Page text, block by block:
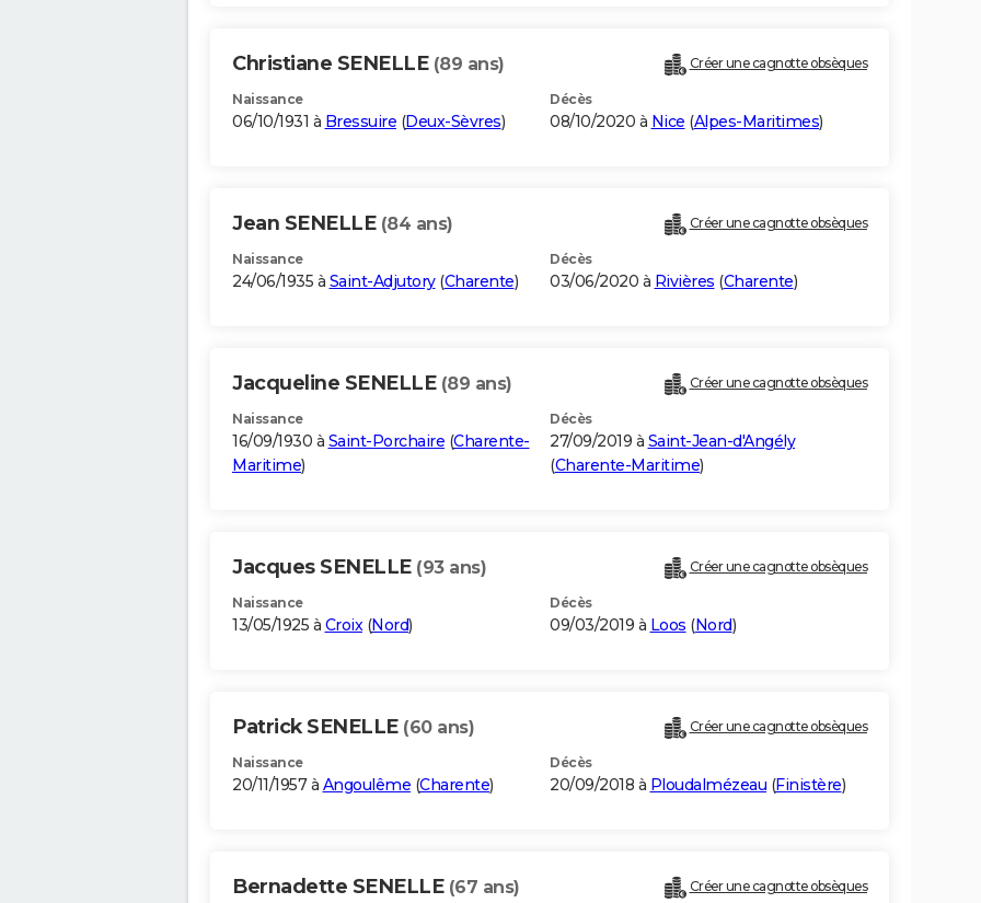
Christiane SENELLE (89 ans) Créer une cagnotte obsèques
Naissance
06/10/1931 à Bressuire (Deux-Sèvres)
Décès
08/10/2020 à Nice (Alpes-Maritimes)
Jean SENELLE (84 ans) Créer une cagnotte obsèques
Naissance
24/06/1935 à Saint-Adjutory(Charente)
Décès
03/06/2020 à Rivières (Charente)
Jacqueline SENELLE (89 ans) Créer une cagnotte obsèques
Naissance
16/09/1930 à Saint-Porchaire (Charente-
Maritime)
Décès
27/09/2019 à Saint-Jean-d'Angély
(Charente-Maritime)
Jacques SENELLE (93 ans) Créer une cagnotte obsèques
Naissance
13/05/1925 à Croix(Nord)
Décès
09/03/2019 à Loos (Nord)
Patrick SENELLE (60 ans) Créer une cagnotte obsèques
Naissance
20/11/1957 à Angoulême (Charente)
Décès
20/09/2018 à Ploudalmézeau (Finistère)
Bernadette SENELLE (67 ans) Créer une cagnotte obsèques